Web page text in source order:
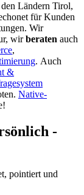
Ländern Tirol,
für Kunden
Wir
wirberaten auch
,
. Auch
&
Native-
-
pointiert und